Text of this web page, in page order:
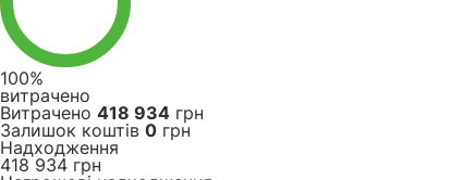
100%
витрачено
Витрачено 418 934 грн
Залишок коштів 0 грн
Надходження
418 934 грн